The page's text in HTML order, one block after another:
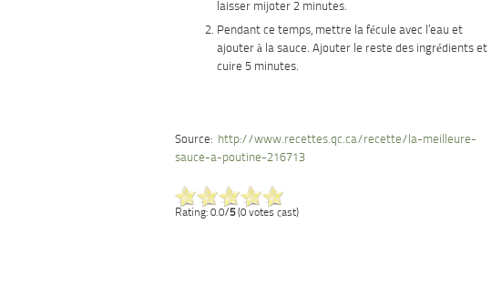
laisser mijoter 2 minutes.
Pendant ce temps, mettre la fécule avec l’eau et
ajouter à la sauce. Ajouter le reste des ingrédients et
cuire 5 minutes.
Source:
http://www.recettes.qc.ca/recette/la-meilleure-
sauce-a-poutine-216713
Rating: 0.0/5(0 votes cast)